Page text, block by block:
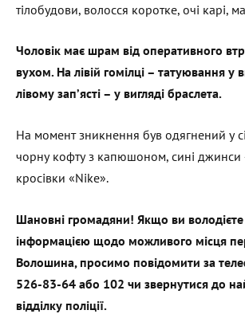
тілобудови, волосся коротке, очі карі,
Чоловік має шрам від оперативного
вухом. На лівій гомілці – татуювання у
лівому зап’ясті – у вигляді браслета.
На момент зникнення був одягнений у
чорну кофту з капюшоном, сині джинси
кросівки «Nike».
Шановні громадяни! Якщо ви
інформацією щодо можливого місця
Волошина, просимо повідомити за
526-83-64 або 102 чи звернутися до
відділку поліції.